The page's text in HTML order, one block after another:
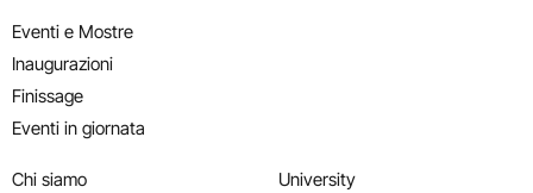
Eventi e Mostre
Inaugurazioni
Finissage
Eventi in giornata
Chi siamo
University